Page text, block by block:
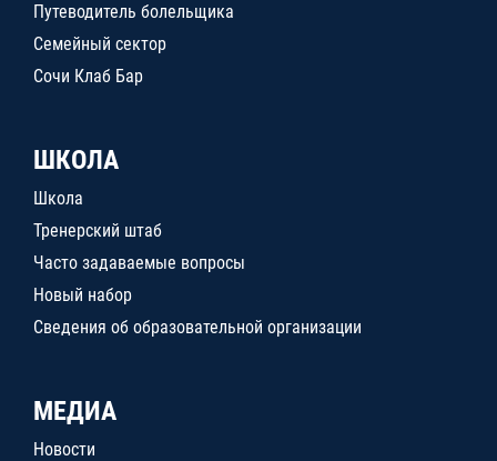
Путеводитель болельщика
Семейный сектор
Сочи Клаб Бар
ШКОЛА
Школа
Тренерский штаб
Часто задаваемые вопросы
Новый набор
Сведения об образовательной организации
МЕДИА
Новости